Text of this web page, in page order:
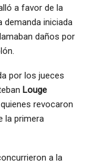
a favor de la
demanda iniciada
daños por
por los jueces
Louge
quienes revocaron
la primera
a la